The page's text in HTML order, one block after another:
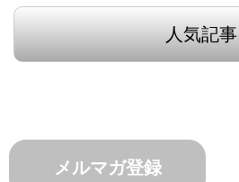
人気記事
メルマガ登録